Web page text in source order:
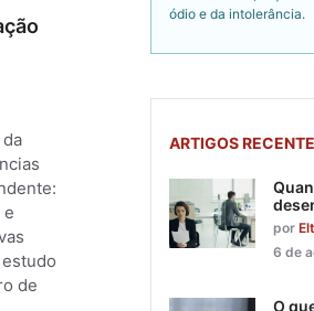
e
de
ódio e da intolerância.
ARTIGOS
por
6 de
O